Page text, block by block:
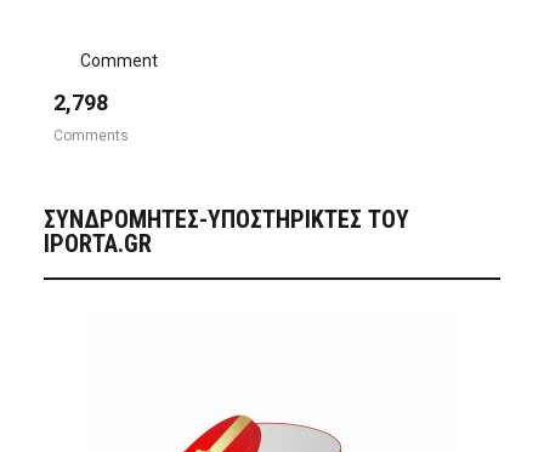
Comment
2,798
Comments
ΣΥΝΔΡΟΜΗΤΈΣ-ΥΠΟΣΤΗΡΙΚΤΈΣ ΤΟΥ
IPORTA.GR